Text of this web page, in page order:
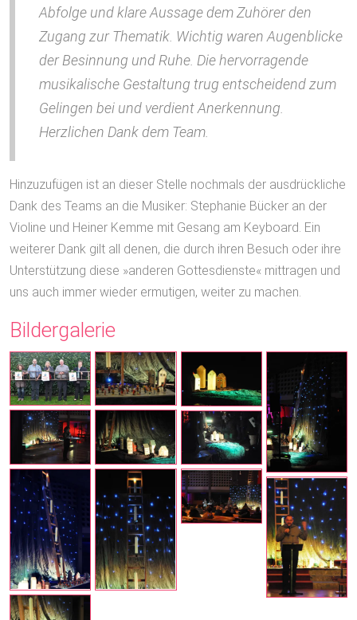
Abfolge und klare Aussage dem Zuhörer den
Zugang zur Thematik. Wichtig waren Augenblicke
der Besinnung und Ruhe. Die hervorragende
musikalische Gestaltung trug entscheidend zum
Gelingen bei und verdient Anerkennung.
Herzlichen Dank dem Team.
Hinzuzufügen ist an dieser Stelle nochmals der ausdrückliche
Dank des Teams an die Musiker: Stephanie Bücker an der
Violine und Heiner Kemme mit Gesang am Keyboard. Ein
weiterer Dank gilt all denen, die durch ihren Besuch oder ihre
Unterstützung diese »anderen Gottesdienste« mittragen und
uns auch immer wieder ermutigen, weiter zu machen.
Bildergalerie